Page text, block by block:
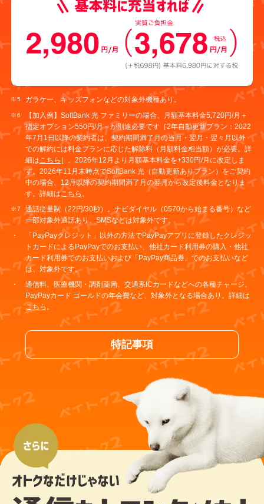
ガラケー、キッズフォンなどの対象外機種あり。
【加入例】SoftBank 光 ファミリーの場合、月額基本料金5,720円/月＋
指定オプション550円/月～が別途必要です［2年自動更新プラン：2022
年7月1日以降の契約者は、契約期間満了月の当月・翌月・翌々月以外
での解約には料金プランに応じた解除料（月額料金相当額）が必要。詳
細は こちら ］。2026年12月より月額基本料金を+330円/月に改定しま
す。2026年11月末時点でSoftBank 光（自動更新ありプラン）をご契約
中の場合、12月以降の契約期間満了月の翌月から改定後料金となりま
す。詳細はこちら 。
通話従量制（22円/30秒）。ナビダイヤル（0570から始まる番号）など
一部対象外通話あり。SMSなどは対象外です。
「PayPayクレジット」以外の方法でPayPayアプリに登録したクレジッ
トカードによるPayPayでのお支払い、他社カード利用券の購入・他社
カード利用券でのお支払いおよび「PayPay商品券」でのお支払いなど
は、対象外です。
通信料、医療機関・調剤薬局、交通系ICカードなどへの各種チャージ、
PayPayカード ゴールドの年会費など、対象外となる場合あり。詳細は
こちら 。
特記事項